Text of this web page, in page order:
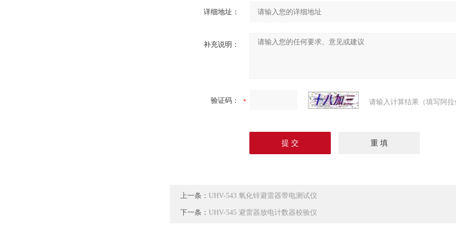
详细地址：
补充说明：
验证码： 请输入计算结果（填写阿
上一条： UHV-543 氧化锌避雷器带电测试仪
下一条： UHV-545 避雷器放电计数器校验仪